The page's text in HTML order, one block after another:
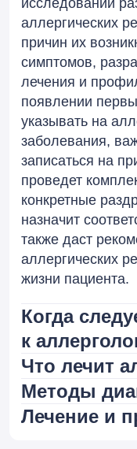
аллергических
причин их
симптомов,
лечения и
появлении
указывать на
заболевания,
записаться на
проведет
конкретные
назначит
также даст
аллергических
жизни пациента.
Когда
к
Что лечит
Методы
Лечение и